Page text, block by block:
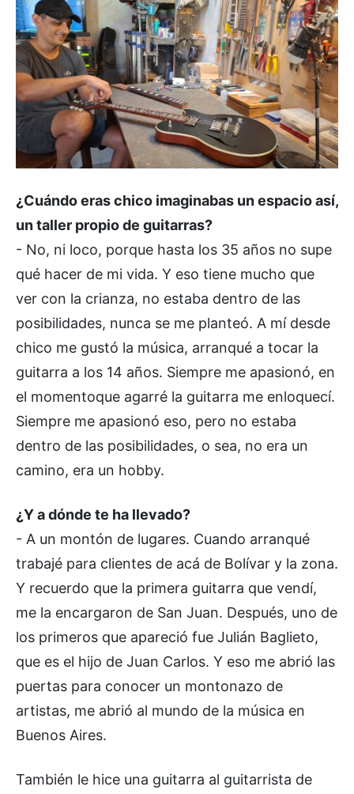
¿Cuándo eras chico imaginabas un espacio así,
un taller propio de guitarras?
- No, ni loco, porque hasta los 35 años no supe
qué hacer de mi vida. Y eso tiene mucho que
ver con la crianza, no estaba dentro de las
posibilidades, nunca se me planteó. A mí desde
chico me gustó la música, arranqué a tocar la
guitarra a los 14 años. Siempre me apasionó, en
el momentoque agarré la guitarra me enloquecí.
Siempre me apasionó eso, pero no estaba
dentro de las posibilidades, o sea, no era un
camino, era un hobby.
¿Y a dónde te ha llevado?
- A un montón de lugares. Cuando arranqué
trabajé para clientes de acá de Bolívar y la zona.
Y recuerdo que la primera guitarra que vendí,
me la encargaron de San Juan. Después, uno de
los primeros que apareció fue Julián Baglieto,
que es el hijo de Juan Carlos. Y eso me abrió las
puertas para conocer un montonazo de
artistas, me abrió al mundo de la música en
Buenos Aires.
También le hice una guitarra al guitarrista de